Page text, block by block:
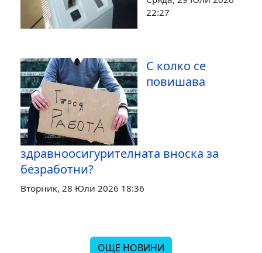
22:27
С колко се
повишава
здравноосигурителната вноска за
безработни?
Вторник, 28 Юли 2026 18:36
ОЩЕ НОВИНИ